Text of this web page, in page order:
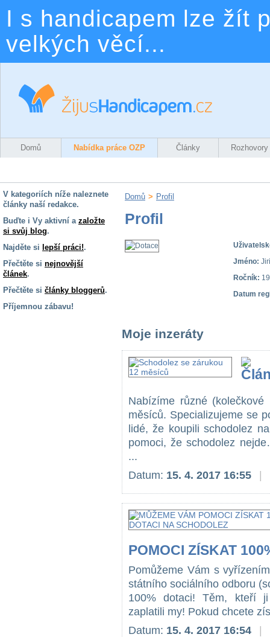
I s handicapem lze žít
velkých věcí...
Domů Nabídka práce OZP Články Rozhovory
V kategoriích níže naleznete
články naší redakce.
Buďte i Vy aktivní a založte
si svůj blog.
Najděte si lepší práci!.
Přečtěte si nejnovější
článek.
Přečtěte si články bloggerů.
Příjemnou zábavu!
Domů > Profil
Profil
Jméno: Jiri
Ročník:
Datum
Moje inzeráty
Nabízíme různé
měsíců. Specializujeme se
lidé, že koupili schodolez
pomoci, že schodolez
...
Datum: 15. 4. 2017 16:55
POMOCI ZÍSKAT
Pomůžeme Vám s
státního sociálního odboru
100% dotaci! Těm, kteří
zaplatili my! Pokud chcete
Datum: 15. 4. 2017 16:54